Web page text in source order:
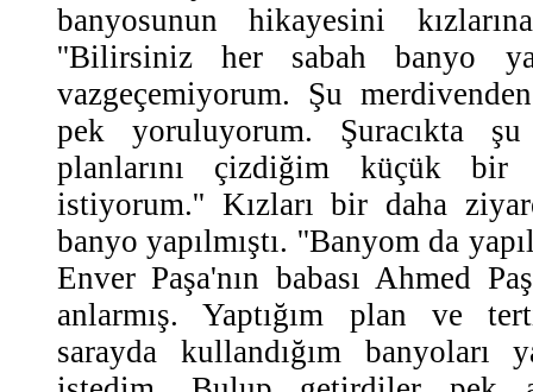
banyosunun hikayesini
''Bilirsiniz her sabah banyo
vazgeçemiyorum. Şu
pek yoruluyorum. Şuracıkta
planlarını çizdiğim küçük bir
istiyorum.'' Kızları bir daha
banyo yapılmıştı. ''Banyom da
Enver Paşa'nın babası Ahmed
anlarmış. Yaptığım plan ve
sarayda kullandığım banyoları